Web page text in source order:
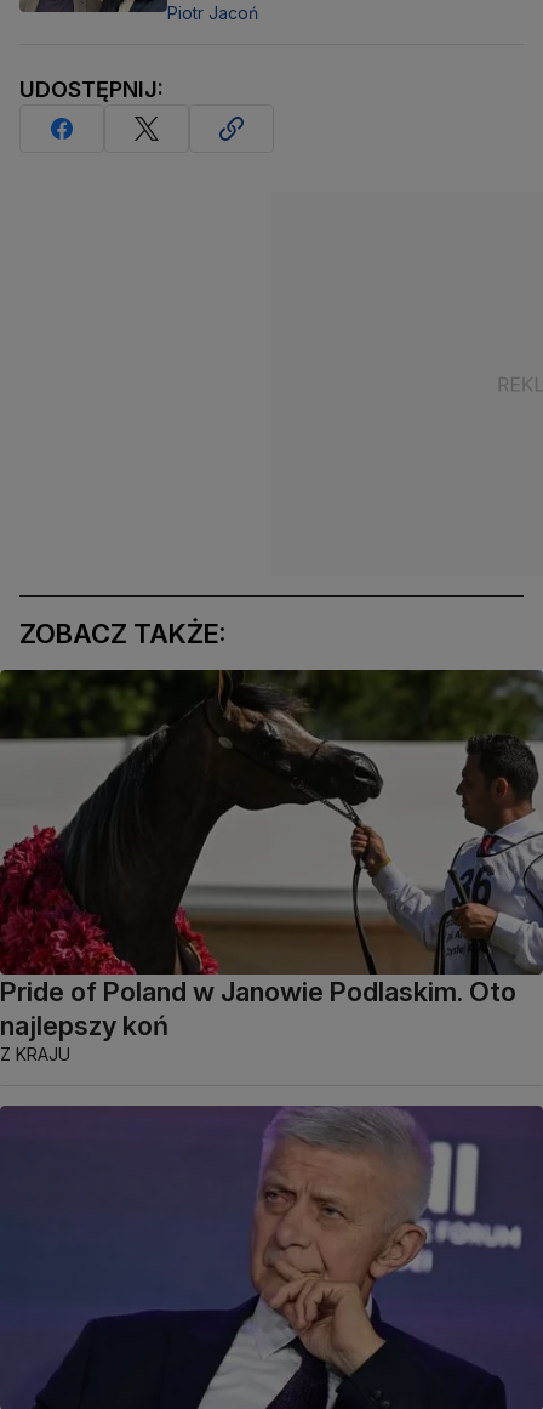
Piotr Jacoń
UDOSTĘPNIJ:
ZOBACZ TAKŻE:
Pride of Poland w Janowie Podlaskim. Oto
najlepszy koń
Z KRAJU